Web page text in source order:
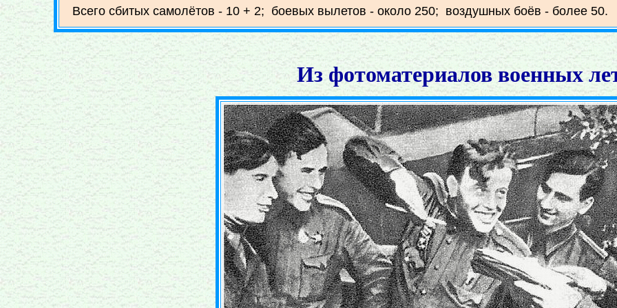
Всего сбитых самолётов - 10 + 2; боевых вылетов - около 250; воздушных боёв - более 50.
Из фотоматериалов военных